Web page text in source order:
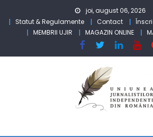
joi, august 06, 2026
Statut & Regulamente
Contact
MEMBRII UJIR
MAGAZIN ONLINE